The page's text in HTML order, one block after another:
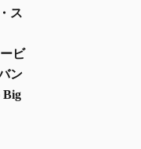
ス
ビ
ン
Big